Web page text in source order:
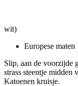
wit)
Europese maten
Slip, aan de voorzijde
strass steentje midden
Katoenen kruisje.